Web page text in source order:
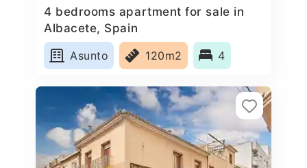
4 bedrooms apartment for sale in
Albacete, Spain
Asunto
120m2 4